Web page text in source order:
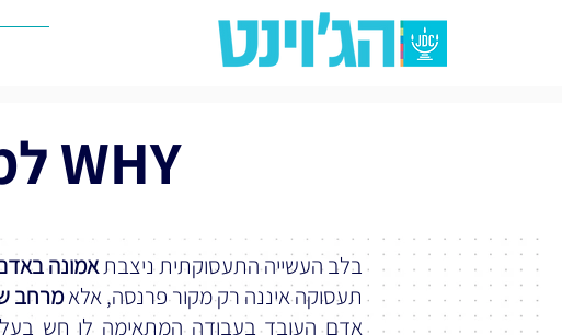
WHY למה להתעסק בתעסוקה?
בלב העשייה התעסוקתית ניצבתאמונה
תעסוקה איננה רק מקור פרנסה, אלאמרחב
אדם העובד בעבודה המתאימה לו חש